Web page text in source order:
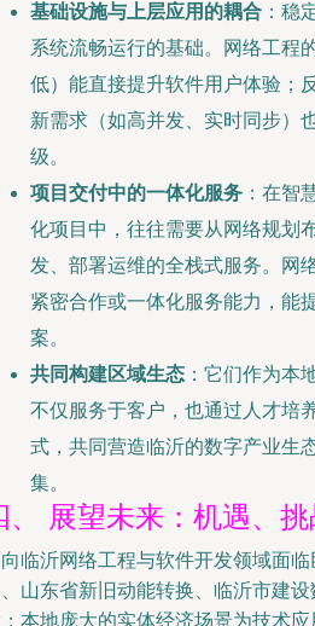
基础设施与上层应用的耦合 ：稳
系统流畅运行的基础。网络工程
低）能直接提升软件用户体验；
新需求（如高并发、实时同步）
级。
项目交付中的一体化服务 ：在智
化项目中，往往需要从网络规划
发、部署运维的全栈式服务。网
紧密合作或一体化服务能力，能
案。
共同构建区域生态 ：它们作为本
不仅服务于客户，也通过人才培
式，共同营造临沂的数字产业生
集。
、 展望未来：机遇、
临沂网络工程与软件开发领域面临
山东省新旧动能转换、临沂市建
本地庞大的实体经济场景为技术应